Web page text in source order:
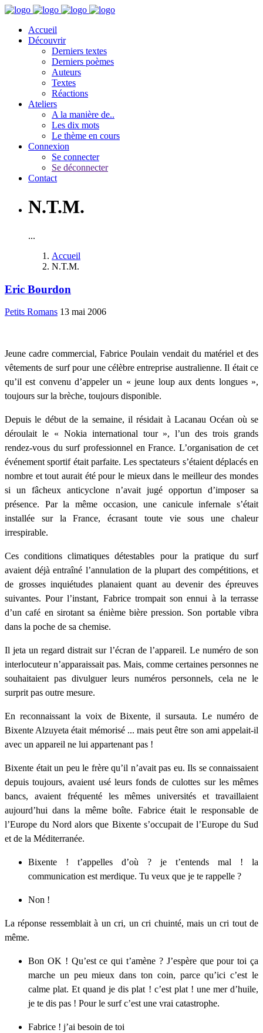
Accueil
Découvrir
Derniers textes
Derniers poèmes
Auteurs
Textes
Réactions
Ateliers
A la manière de..
Les dix mots
Le thème en cours
Connexion
Se connecter
Se déconnecter
Contact
N.T.M.
...
Accueil
N.T.M.
Eric Bourdon
Petits Romans 13 mai 2006
Jeune cadre commercial, Fabrice Poulain vendait du matériel et des
vêtements de surf pour une célèbre entreprise australienne. Il était ce
qu’il est convenu d’appeler un « jeune loup aux dents longues »,
toujours sur la brèche, toujours disponible.
Depuis le début de la semaine, il résidait à Lacanau Océan où se
déroulait le « Nokia international tour », l’un des trois grands
rendez-vous du surf professionnel en France. L’organisation de cet
événement sportif était parfaite. Les spectateurs s’étaient déplacés en
nombre et tout aurait été pour le mieux dans le meilleur des mondes
si un fâcheux anticyclone n’avait jugé opportun d’imposer sa
présence. Par la même occasion, une canicule infernale s’était
installée sur la France, écrasant toute vie sous une chaleur
irrespirable.
Ces conditions climatiques détestables pour la pratique du surf
avaient déjà entraîné l’annulation de la plupart des compétitions, et
de grosses inquiétudes planaient quant au devenir des épreuves
suivantes. Pour l’instant, Fabrice trompait son ennui à la terrasse
d’un café en sirotant sa énième bière pression. Son portable vibra
dans la poche de sa chemise.
Il jeta un regard distrait sur l’écran de l’appareil. Le numéro de son
interlocuteur n’apparaissait pas. Mais, comme certaines personnes ne
souhaitaient pas divulguer leurs numéros personnels, cela ne le
surprit pas outre mesure.
En reconnaissant la voix de Bixente, il sursauta. Le numéro de
Bixente Alzuyeta était mémorisé ... mais peut être son ami appelait-il
avec un appareil ne lui appartenant pas !
Bixente était un peu le frère qu’il n’avait pas eu. Ils se connaissaient
depuis toujours, avaient usé leurs fonds de culottes sur les mêmes
bancs, avaient fréquenté les mêmes universités et travaillaient
aujourd’hui dans la même boîte. Fabrice était le responsable de
l’Europe du Nord alors que Bixente s’occupait de l’Europe du Sud
et de la Méditerranée.
Bixente ! t’appelles d’où ? je t’entends mal ! la
communication est merdique. Tu veux que je te rappelle ?
Non !
La réponse ressemblait à un cri, un cri chuinté, mais un cri tout de
même.
Bon OK ! Qu’est ce qui t’amène ? J’espère que pour toi ça
marche un peu mieux dans ton coin, parce qu’ici c’est le
calme plat. Et quand je dis plat ! c’est plat ! une mer d’huile,
je te dis pas ! Pour le surf c’est une vrai catastrophe.
Fabrice ! j’ai besoin de toi